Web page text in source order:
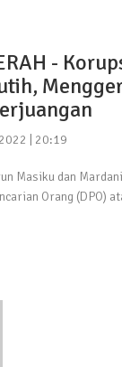
-
| 20:19
Masiku dan
Orang (DPO)